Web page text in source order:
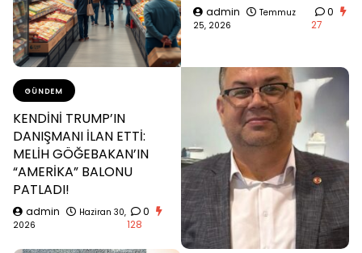
admin
Temmuz
25, 2026
0
27
GÜNDEM
KENDİNİ TRUMP’IN
DANIŞMANI İLAN ETTİ:
MELİH GÖĞEBAKAN’IN
“AMERİKA” BALONU
PATLADI!
admin
Haziran 30,
2026
0
128